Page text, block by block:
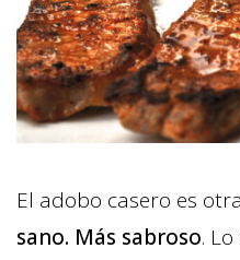
El adobo casero es
sano. Más sabroso.